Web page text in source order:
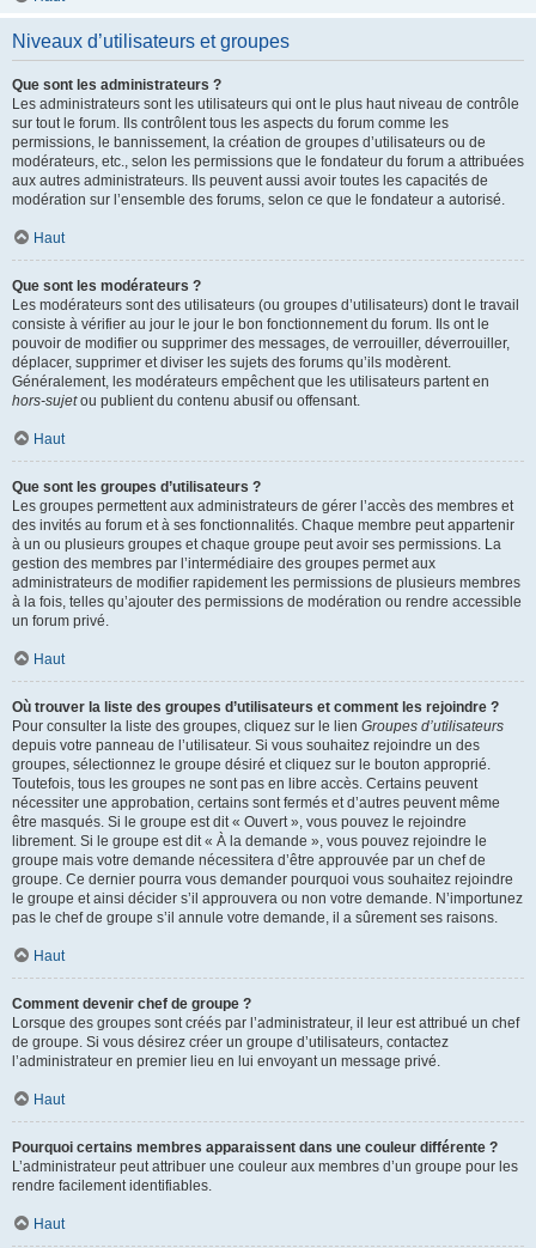
Niveaux d’utilisateurs et groupes
Que sont les administrateurs ?
Les administrateurs sont les utilisateurs qui ont le plus haut niveau de contrôle
sur tout le forum. Ils contrôlent tous les aspects du forum comme les
permissions, le bannissement, la création de groupes d’utilisateurs ou de
modérateurs, etc., selon les permissions que le fondateur du forum a attribuées
aux autres administrateurs. Ils peuvent aussi avoir toutes les capacités de
modération sur l’ensemble des forums, selon ce que le fondateur a autorisé.
Haut
Que sont les modérateurs ?
Les modérateurs sont des utilisateurs (ou groupes d’utilisateurs) dont le travail
consiste à vérifier au jour le jour le bon fonctionnement du forum. Ils ont le
pouvoir de modifier ou supprimer des messages, de verrouiller, déverrouiller,
déplacer, supprimer et diviser les sujets des forums qu’ils modèrent.
Généralement, les modérateurs empêchent que les utilisateurs partent en
hors-sujetou publient du contenu abusif ou offensant.
Haut
Que sont les groupes d’utilisateurs ?
Les groupes permettent aux administrateurs de gérer l’accès des membres et
des invités au forum et à ses fonctionnalités. Chaque membre peut appartenir
à un ou plusieurs groupes et chaque groupe peut avoir ses permissions. La
gestion des membres par l’intermédiaire des groupes permet aux
administrateurs de modifier rapidement les permissions de plusieurs membres
à la fois, telles qu’ajouter des permissions de modération ou rendre accessible
un forum privé.
Haut
Où trouver la liste des groupes d’utilisateurs et comment les rejoindre ?
Pour consulter la liste des groupes, cliquez sur le lien Groupes d’utilisateurs
depuis votre panneau de l’utilisateur. Si vous souhaitez rejoindre un des
groupes, sélectionnez le groupe désiré et cliquez sur le bouton approprié.
Toutefois, tous les groupes ne sont pas en libre accès. Certains peuvent
nécessiter une approbation, certains sont fermés et d’autres peuvent même
être masqués. Si le groupe est dit « Ouvert », vous pouvez le rejoindre
librement. Si le groupe est dit « À la demande », vous pouvez rejoindre le
groupe mais votre demande nécessitera d’être approuvée par un chef de
groupe. Ce dernier pourra vous demander pourquoi vous souhaitez rejoindre
le groupe et ainsi décider s’il approuvera ou non votre demande. N’importunez
pas le chef de groupe s’il annule votre demande, il a sûrement ses raisons.
Haut
Comment devenir chef de groupe ?
Lorsque des groupes sont créés par l’administrateur, il leur est attribué un chef
de groupe. Si vous désirez créer un groupe d’utilisateurs, contactez
l’administrateur en premier lieu en lui envoyant un message privé.
Haut
Pourquoi certains membres apparaissent dans une couleur différente ?
L’administrateur peut attribuer une couleur aux membres d’un groupe pour les
rendre facilement identifiables.
Haut